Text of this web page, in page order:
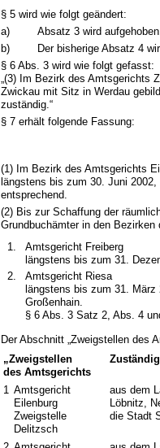
§ 5 wird wie folgt geändert:
a)
Absatz 3 wird
b)
Der bisherige Absatz 4
§ 6 Abs. 3 wird wie folgt gefasst:
„(3) Im Bezirk des Amtsgerichts
Zwickau mit Sitz in Werdau
zuständig.“
§ 7 erhält folgende Fassung:
(1) Im Bezirk des Amtsgerichts
längstens bis zum 30. Juni
entsprechend.
(2) Bis zur Schaffung der
Grundbuchämter in den
Amtsgericht Freiberg
längstens bis zum 31.
Amtsgericht Riesa
längstens bis zum 31.
Großenhain.
§ 6 Abs. 3 Satz 2, Abs. 4
Der Abschnitt „Zweigstellen des
„Zweigstellen
des Amtsgerichts
1 Amtsgericht
Eilenburg
Zweigstelle
Delitzsch
aus dem
Löbnitz,
die Stadt